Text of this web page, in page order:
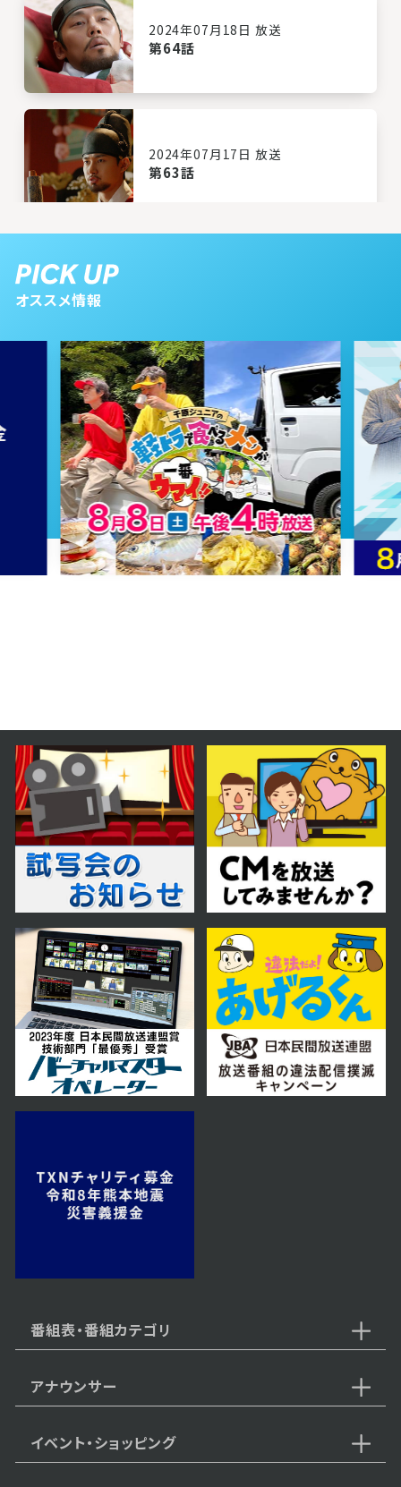
2024年07月18日 放送
第64話
2024年07月17日 放送
第63話
2024年07月15日 放送
第61話
2024年07月12日 放送
第60話
2024年07月10日 放送
第58話
2024年07月09日 放送
第57話
2024年07月08日 放送
第56話
第55話
オススメ情報
番組表・番組カテゴリ
アナウンサー
イベント・ショッピング